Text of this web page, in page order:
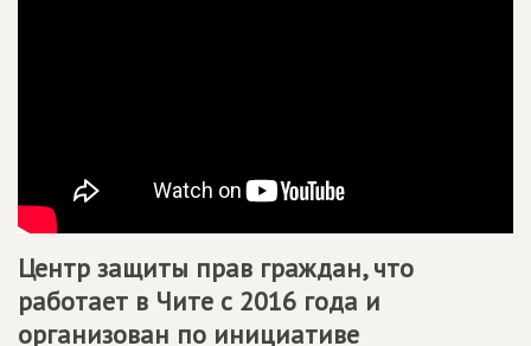
Центр защиты прав граждан, что
работает в Чите с 2016 года и
организован по инициативе